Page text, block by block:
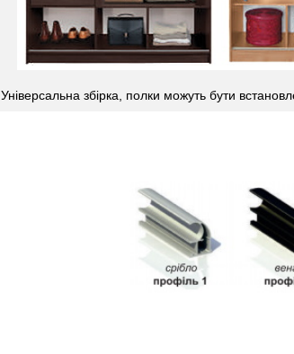
Універсальна збірка, полки можуть бути